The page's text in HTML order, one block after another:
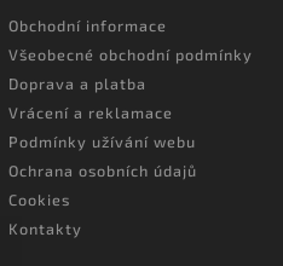
Obchodní informace
Všeobecné obchodní podmínky
Doprava a platba
Vrácení a reklamace
Podmínky užívání webu
Ochrana osobních údajů
Cookies
Kontakty